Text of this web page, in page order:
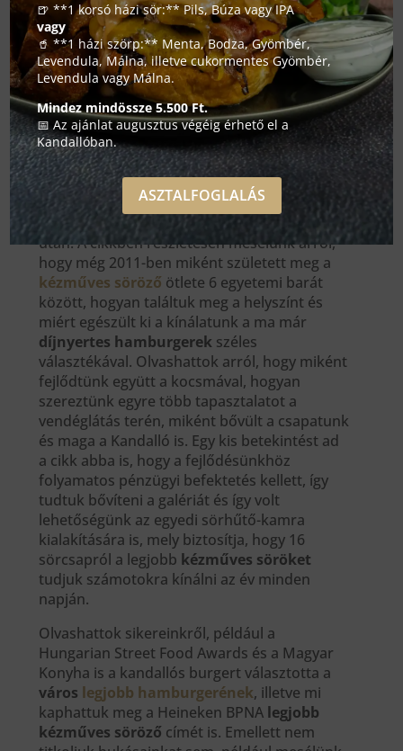
Abban a megtiszteltetésben volt részünk,
hogy a Forbes Magyarország interjút
készített velünk hatodik születésnapunk
után. A cikkben részletesen mesélünk arról,
hogy még 2011-ben miként született meg a
kézműves söröző ötlete 6 egyetemi barát
között, hogyan találtuk meg a helyszínt és
miért egészült ki a kínálatunk a ma már
díjnyertes hamburgerek széles
választékával. Olvashattok arról, hogy miként
fejlődtünk együtt a kocsmával, hogyan
szereztünk egyre több tapasztalatot a
vendéglátás terén, miként bővült a csapatunk
és maga a Kandalló is. Egy kis betekintést ad
a cikk abba is, hogy a fejlődésünkhöz
folyamatos pénzügyi befektetés kellett, így
tudtuk bővíteni a galériát és így volt
lehetőségünk az egyedi sörhűtő-kamra
kialakítására is, mely biztosítja, hogy 16
sörcsapról a legjobb kézműves söröket
tudjuk számotokra kínálni az év minden
napján.
Olvashattok sikereinkről, például a
Hungarian Street Food Awards és a Magyar
Konyha is a kandallós burgert választotta a
város legjobb hamburgerének, illetve mi
kaphattuk meg a Heineken BPNA legjobb
kézműves söröző címét is. Emellett nem
🍺 **1 korsó házi sör:** Pils, Búza vagy IPA
vagy
🥤 **1 házi szörp:** Menta, Bodza, Gyömbér,
Levendula, Málna, illetve cukormentes Gyömbér,
Levendula vagy Málna.
Mindez mindössze 5.500 Ft.
📅 Az ajánlat augusztus végéig érhető el a
Kandallóban.
ASZTALFOGLALÁS